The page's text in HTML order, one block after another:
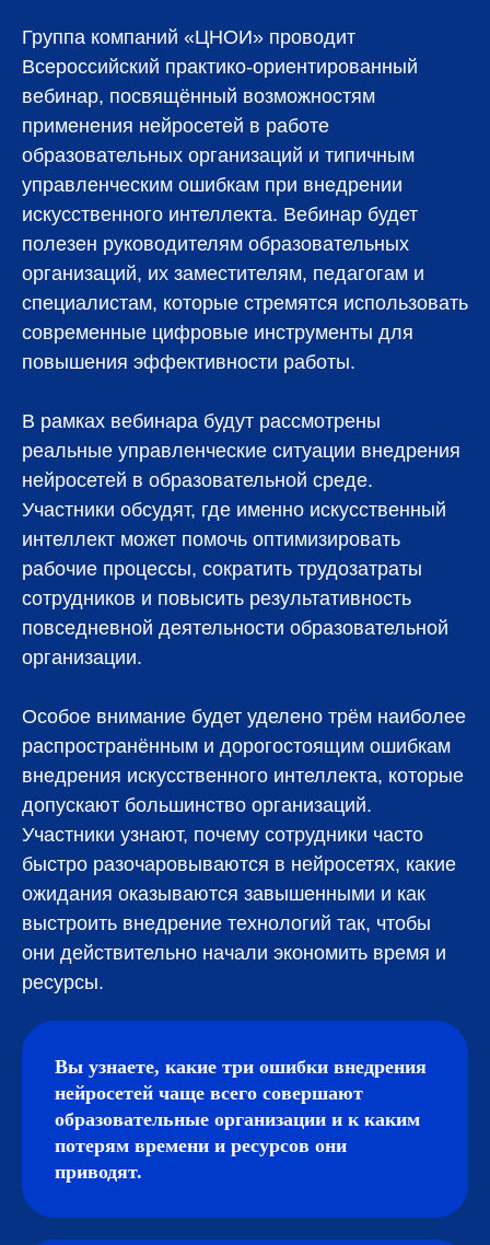
Группа компаний «ЦНОИ» проводит
Всероссийский практико-ориентированный
вебинар, посвящённый возможностям
применения нейросетей в работе
образовательных организаций и типичным
управленческим ошибкам при внедрении
искусственного интеллекта. Вебинар будет
полезен руководителям образовательных
организаций, их заместителям, педагогам и
специалистам, которые стремятся использовать
современные цифровые инструменты для
повышения эффективности работы.
В рамках вебинара будут рассмотрены
реальные управленческие ситуации внедрения
нейросетей в образовательной среде.
Участники обсудят, где именно искусственный
интеллект может помочь оптимизировать
рабочие процессы, сократить трудозатраты
сотрудников и повысить результативность
повседневной деятельности образовательной
организации.
Особое внимание будет уделено трём наиболее
распространённым и дорогостоящим ошибкам
внедрения искусственного интеллекта, которые
допускают большинство организаций.
Участники узнают, почему сотрудники часто
быстро разочаровываются в нейросетях, какие
ожидания оказываются завышенными и как
выстроить внедрение технологий так, чтобы
они действительно начали экономить время и
ресурсы.
Вы узнаете, какие три ошибки внедрения
нейросетей чаще всего совершают
образовательные организации и к каким
потерям времени и ресурсов они
приводят.